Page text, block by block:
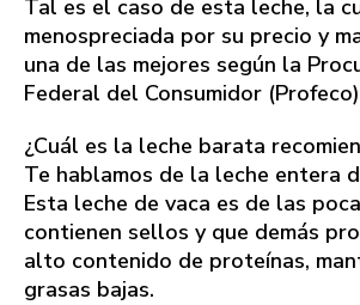
Tal es el caso de esta leche, la
menospreciada por su precio y
una de las mejores según la
Federal del Consumidor
¿Cuál es la leche barata
Te hablamos de la leche entera
Esta leche de vaca es de las
contienen sellos y que demás
alto contenido de proteínas,
grasas bajas.